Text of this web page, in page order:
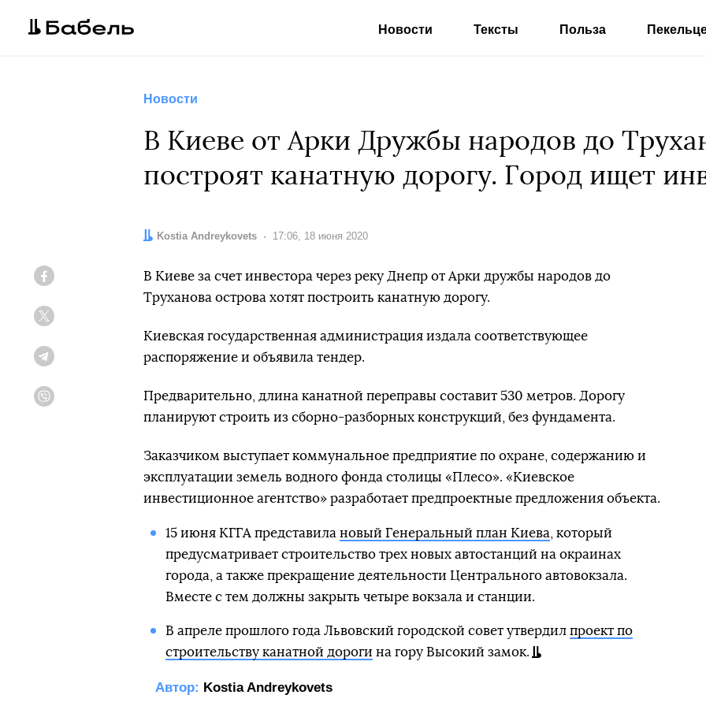
Новости Тексты Польза
Новости
В Киеве от Арки Дружбы народов до
построят канатную дорогу. Город ищет
Автор:
Kostia Andreykovets Дата:
17:06, 18 июня 2020
В Киеве за счет инвестора через реку Днепр от Арки дружбы народов до
Труханова острова хотят построить канатную дорогу.
Киевская государственная администрация издала соответствующее
распоряжение и объявила тендер.
Предварительно, длина канатной переправы составит 530 метров. Дорогу
планируют строить из сборно-разборных конструкций, без фундамента.
Заказчиком выступает коммунальное предприятие по охране, содержанию и
эксплуатации земель водного фонда столицы «Плесо». «Киевское
инвестиционное агентство» разработает предпроектные предложения объекта.
15 июня КГГА представила новый Генеральный план Киева , который
предусматривает строительство трех новых автостанций на окраинах
города, а также прекращение деятельности Центрального автовокзала.
Вместе с тем должны закрыть четыре вокзала и станции.
В апреле прошлого года Львовский городской совет утвердил проект по
строительству канатной дороги на гору Высокий замок.
Автор: Kostia Andreykovets